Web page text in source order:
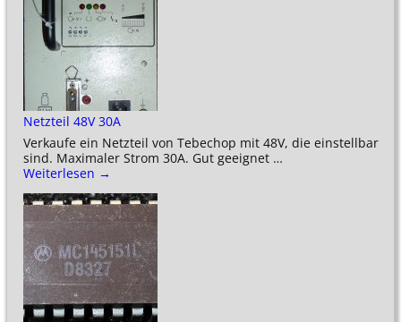
Netzteil 48V 30A
Verkaufe ein Netzteil von Tebechop mit 48V, die einstellbar
sind. Maximaler Strom 30A. Gut geeignet …
Weiterlesen →